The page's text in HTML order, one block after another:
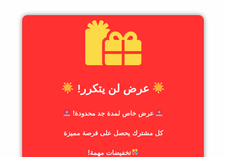
عرض لن يتكرر!
عرض خاص لمدة جد محدودة!
كل مشترك يحصل على فرصة مميزة
تخفيضات مهمة!